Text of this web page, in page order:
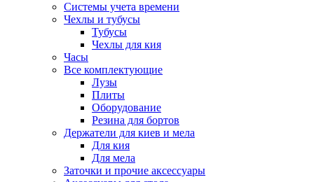
Системы учета времени
Чехлы и тубусы
Тубусы
Чехлы для кия
Часы
Все комплектующие
Лузы
Плиты
Оборудование
Резина для бортов
Держатели для киев и мела
Для кия
Для мела
Заточки и прочие аксессуары